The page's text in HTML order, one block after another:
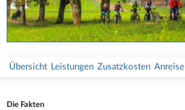
Übersicht Leistungen Zusatzkosten
Die Fakten